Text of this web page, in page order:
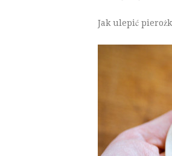
Jak ulepić